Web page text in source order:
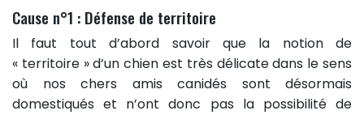
Cause n°1 : Défense de territoire
Il faut tout d’abord savoir que la notion de
« territoire » d’un chien est très délicate dans le sens
où nos chers amis canidés sont désormais
domestiqués et n’ont donc pas la possibilité de